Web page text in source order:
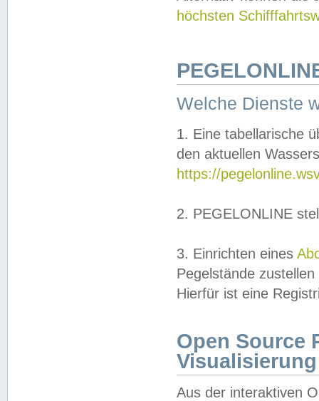
höchsten
Welche Dienste
1. Eine tabellarische
den aktuellen
https://
2. PEGELONLINE
3. Einrichten eines
Pegelstände
Hierfür ist eine
Open Source
Visualisierung
Aus der interaktiven